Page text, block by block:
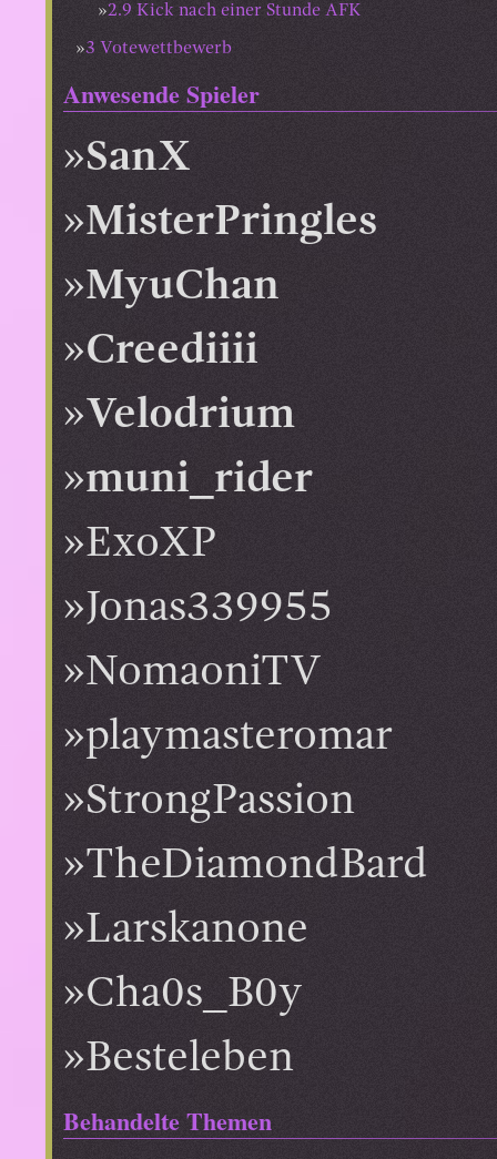
2.9 Kick nach einer Stunde AFK
3 Votewettbewerb
Anwesende Spieler
SanX
MisterPringles
MyuChan
Creediiii
Velodrium
muni_rider
ExoXP
Jonas339955
NomaoniTV
playmasteromar
StrongPassion
TheDiamondBard
Larskanone
Cha0s_B0y
Besteleben
Behandelte Themen